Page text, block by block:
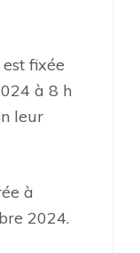
fixée
à 8 h
leur
à
2024.